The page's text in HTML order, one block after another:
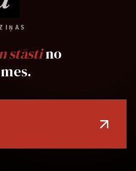
stāstino